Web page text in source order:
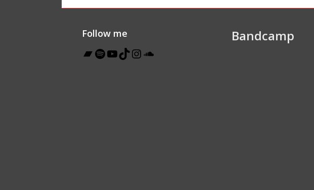
Follow me Bandcamp